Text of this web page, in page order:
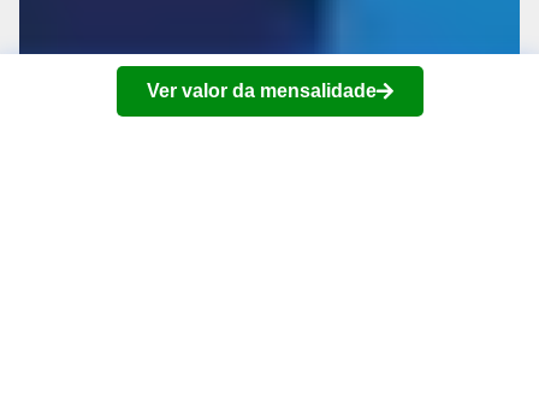
Ver valor da mensalidade